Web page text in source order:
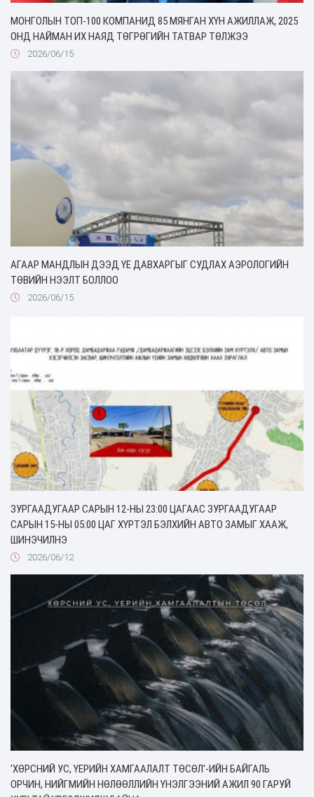
МОНГОЛЫН ТОП-100 КОМПАНИД 85 МЯНГАН ХҮН АЖИЛЛАЖ, 2025
ОНД НАЙМАН ИХ НАЯД ТӨГРӨГИЙН ТАТВАР ТӨЛЖЭЭ
2026/06/15
АГААР МАНДЛЫН ДЭЭД ҮЕ ДАВХАРГЫГ СУДЛАХ АЭРОЛОГИЙН
ТӨВИЙН НЭЭЛТ БОЛЛОО
2026/06/15
ЗУРГААДУГААР САРЫН 12-НЫ 23:00 ЦАГААС ЗУРГААДУГААР
САРЫН 15-НЫ 05:00 ЦАГ ХҮРТЭЛ БЭЛХИЙН АВТО ЗАМЫГ ХААЖ,
ШИНЭЧИЛНЭ
2026/06/12
'ХӨРСНИЙ УС, ҮЕРИЙН ХАМГААЛАЛТ ТӨСӨЛ'-ИЙН БАЙГАЛЬ
ОРЧИН, НИЙГМИЙН НӨЛӨӨЛЛИЙН ҮНЭЛГЭЭНИЙ АЖИЛ 90 ГАРУЙ